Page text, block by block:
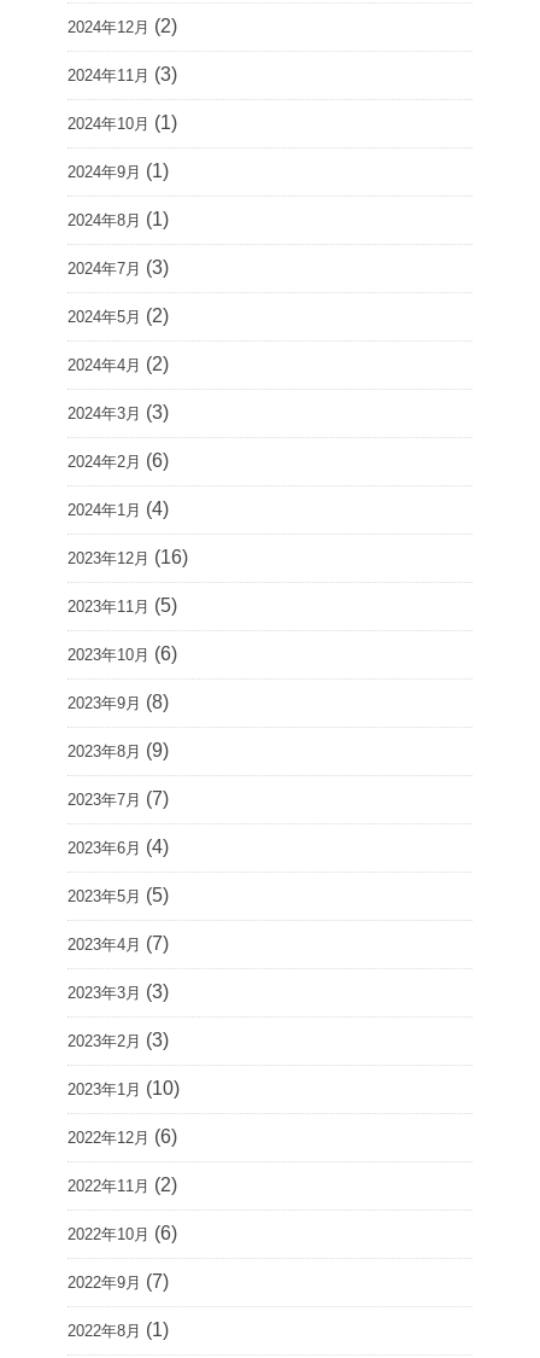
2024年12月 (2)
2024年11月 (3)
2024年10月 (1)
2024年9月 (1)
2024年8月 (1)
2024年7月 (3)
2024年5月 (2)
2024年4月 (2)
2024年3月 (3)
2024年2月 (6)
2024年1月 (4)
2023年12月 (16)
2023年11月 (5)
2023年10月 (6)
2023年9月 (8)
2023年8月 (9)
2023年7月 (7)
2023年6月 (4)
2023年5月 (5)
2023年4月 (7)
2023年3月 (3)
2023年2月 (3)
2023年1月 (10)
2022年12月 (6)
2022年11月 (2)
2022年10月 (6)
2022年9月 (7)
2022年8月 (1)